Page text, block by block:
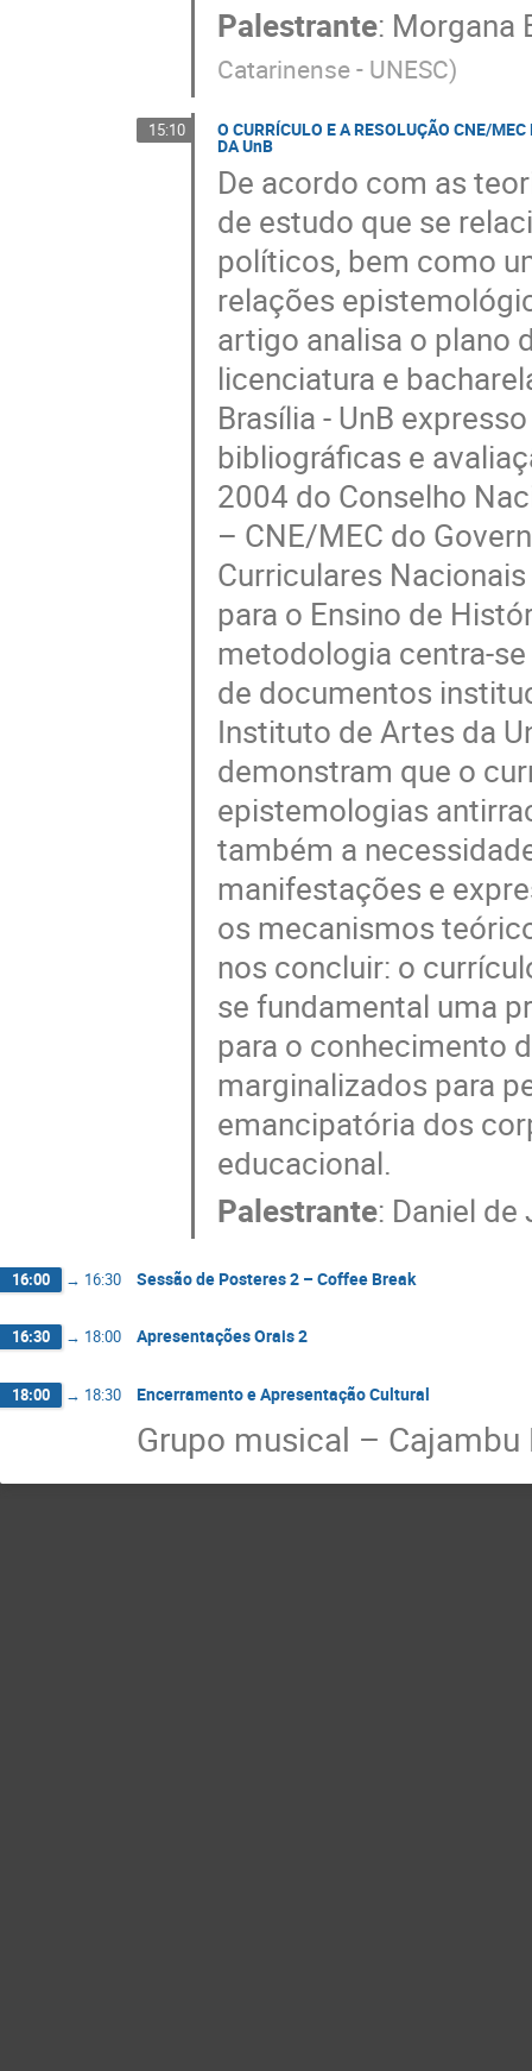
Palestrante: Morgana
Catarinense - UNESC)
15:10 O CURRÍCULO E A RESOLUÇÃO CNE/
DA UnB
De acordo com as
de estudo que se
políticos, bem como
relações
artigo analisa o plano
licenciatura e
Brasília - UnB
bibliográficas e
2004 do Conselho
– CNE/MEC do
Curriculares
para o Ensino de
metodologia centra-
de documentos
Instituto de Artes da
demonstram que o
epistemologias
também a
manifestações e
os mecanismos
nos concluir: o
se fundamental uma
para o conhecimento
marginalizados para
emancipatória dos
educacional.
Palestrante: Daniel de
16:00 → 16:30 Sessão de Posteres 2 – Coffee Break
16:30 → 18:00 Apresentações Orais 2
18:00 → 18:30 Encerramento e Apresentação Cultural
Grupo musical – Cajambu